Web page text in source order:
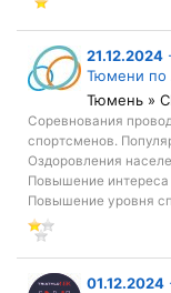
21.12.2024
Тюмени
Тюмень »
Соревнования
спортсменов.
Оздоровления
Повышение
Повышение уровня
01.12.2024